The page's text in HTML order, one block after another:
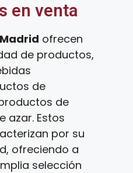
en venta
ofrecen
de productos,
de
de
azar. Estos
por su
ofreciendo a
selección